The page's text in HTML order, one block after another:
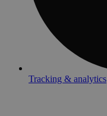
Tracking & analytics